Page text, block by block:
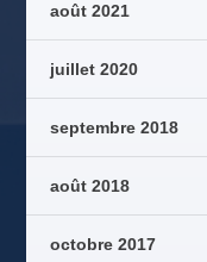
août 2021
juillet 2020
septembre 2018
août 2018
octobre 2017